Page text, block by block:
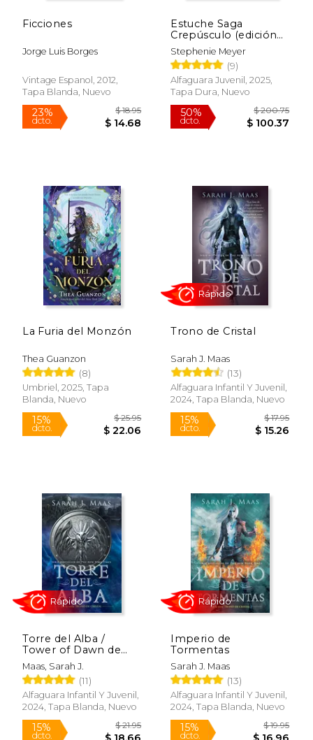
$ 63.87
Rápido
Ficciones
Jorge Luis Borges
Vintage Espanol, 2012,
Tapa Blanda, Nuevo
23%
dcto. $ 14.68
Rápido
Estuche Saga
Crepúsculo (edición
especial, pack)
Stephenie Meyer
(9)
Alfaguara Juvenil, 2025,
Tapa Dura, Nuevo
50%
dcto. $
La Furia del Monzón
Thea Guanzon
(8)
Umbriel, 2025, Tapa
Blanda, Nuevo
Trono de Cristal
Sarah J. Maas
(13)
Alfaguara Infantil Y Juvenil,
2024, Tapa Blanda, Nuevo
Torre del Alba /
Tower of Dawn de
Sarah j.
Maas(Alfaguara
Juvenil)
Maas, Sarah J.
(11)
Alfaguara Infantil Y Juvenil,
2024, Tapa Blanda, Nuevo
Imperio de
Tormentas
Sarah J. Maas
(13)
Alfaguara Infantil Y Juvenil,
2024, Tapa Blanda, Nuevo